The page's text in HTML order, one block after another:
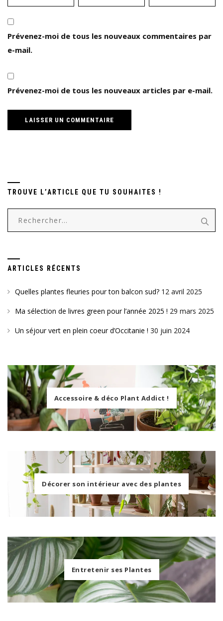
Prévenez-moi de tous les nouveaux commentaires par
e-mail.
Prévenez-moi de tous les nouveaux articles par e-mail.
TROUVE L’ARTICLE QUE TU SOUHAITES !
ARTICLES RÉCENTS
Quelles plantes fleuries pour ton balcon sud? 12 avril 2025
Ma sélection de livres green pour l’année 2025 ! 29 mars 2025
Un séjour vert en plein coeur d’Occitanie ! 30 juin 2024
Accessoire & déco Plant Addict !
Décorer son intérieur avec des plantes
Entretenir ses Plantes